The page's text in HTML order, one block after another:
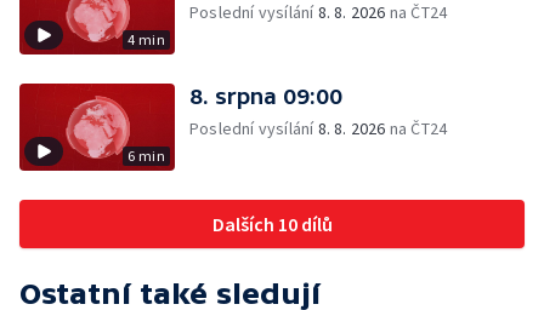
4 min
Poslední vysílání8. 8. 2026 na ČT24
6 min
8. srpna 09:00
Poslední vysílání8. 8. 2026 na ČT24
Dalších 10 dílů
Ostatní také sledují